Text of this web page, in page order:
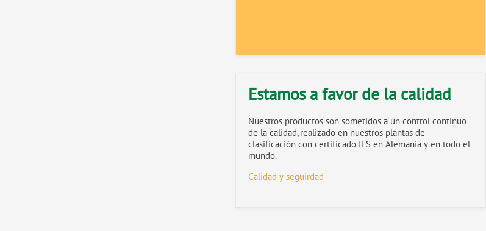
Estamos a favor de la calidad
Nuestros productos son sometidos a un control continuo
de la calidad, realizado en nuestros plantas de
clasificación con certificado IFS en Alemania y en todo el
mundo.
Calidad y seguirdad